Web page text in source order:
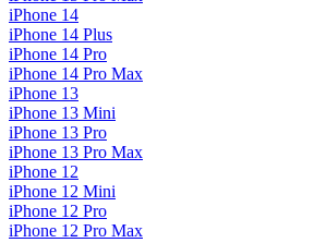
iPhone 14
iPhone 14 Plus
iPhone 14 Pro
iPhone 14 Pro Max
iPhone 13
iPhone 13 Mini
iPhone 13 Pro
iPhone 13 Pro Max
iPhone 12
iPhone 12 Mini
iPhone 12 Pro
iPhone 12 Pro Max